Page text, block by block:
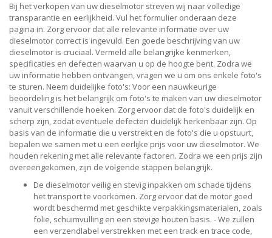
Bij het verkopen van uw dieselmotor streven wij naar volledige
transparantie en eerlijkheid. Vul het formulier onderaan deze
pagina in. Zorg ervoor dat alle relevante informatie over uw
dieselmotor correct is ingevuld. Een goede beschrijving van uw
dieselmotor is cruciaal. Vermeld alle belangrijke kenmerken,
specificaties en defecten waarvan u op de hoogte bent. Zodra we
uw informatie hebben ontvangen, vragen we u om ons enkele foto's
te sturen. Neem duidelijke foto's: Voor een nauwkeurige
beoordeling is het belangrijk om foto's te maken van uw dieselmotor
vanuit verschillende hoeken. Zorg ervoor dat de foto's duidelijk en
scherp zijn, zodat eventuele defecten duidelijk herkenbaar zijn. Op
basis van de informatie die u verstrekt en de foto's die u opstuurt,
bepalen we samen met u een eerlijke prijs voor uw dieselmotor. We
houden rekening met alle relevante factoren. Zodra we een prijs zijn
overeengekomen, zijn de volgende stappen belangrijk.
De dieselmotor veilig en stevig inpakken om schade tijdens
het transport te voorkomen. Zorg ervoor dat de motor goed
wordt beschermd met geschikte verpakkingsmaterialen, zoals
folie, schuimvulling en een stevige houten basis. - We zullen
een verzendlabel verstrekken met een track en trace code,